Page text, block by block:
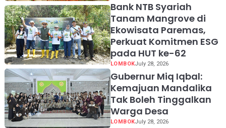
Bank NTB Syariah
Tanam Mangrove di
Ekowisata Paremas,
Perkuat Komitmen ESG
pada HUT ke-62
LOMBOKJuly 28, 2026
Gubernur Miq Iqbal:
Kemajuan Mandalika
Tak Boleh Tinggalkan
Warga Desa
LOMBOKJuly 28, 2026